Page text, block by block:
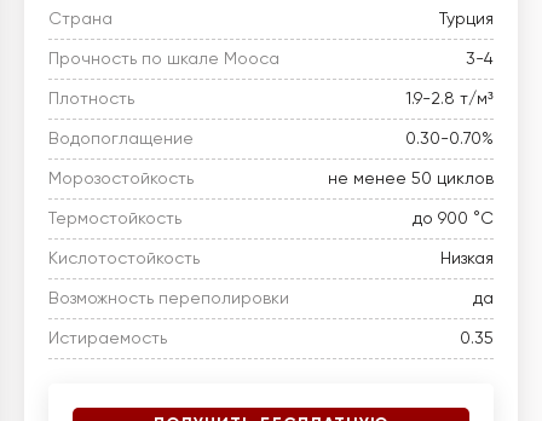
Страна Турция
Прочность по шкале Мооса 3-4
Плотность 1.9-2.8 т/м³
Водопоглащение 0.30-0.70%
Морозостойкость не менее 50 циклов
Термостойкость до 900 °C
Кислотостойкость Низкая
Возможность переполировки да
Истираемость 0.35